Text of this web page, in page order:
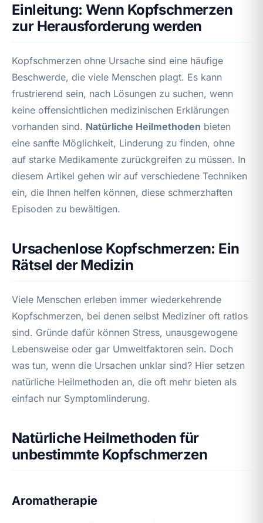
Einleitung: Wenn Kopfschmerzen
zur Herausforderung werden
Kopfschmerzen ohne Ursache sind eine häufige
Beschwerde, die viele Menschen plagt. Es kann
frustrierend sein, nach Lösungen zu suchen, wenn
keine offensichtlichen medizinischen Erklärungen
vorhanden sind. Natürliche Heilmethoden bieten
eine sanfte Möglichkeit, Linderung zu finden, ohne
auf starke Medikamente zurückgreifen zu müssen. In
diesem Artikel gehen wir auf verschiedene Techniken
ein, die Ihnen helfen können, diese schmerzhaften
Episoden zu bewältigen.
Ursachenlose Kopfschmerzen: Ein
Rätsel der Medizin
Viele Menschen erleben immer wiederkehrende
Kopfschmerzen, bei denen selbst Mediziner oft ratlos
sind. Gründe dafür können Stress, unausgewogene
Lebensweise oder gar Umweltfaktoren sein. Doch
was tun, wenn die Ursachen unklar sind? Hier setzen
natürliche Heilmethoden an, die oft mehr bieten als
einfach nur Symptomlinderung.
Natürliche Heilmethoden für
unbestimmte Kopfschmerzen
Aromatherapie